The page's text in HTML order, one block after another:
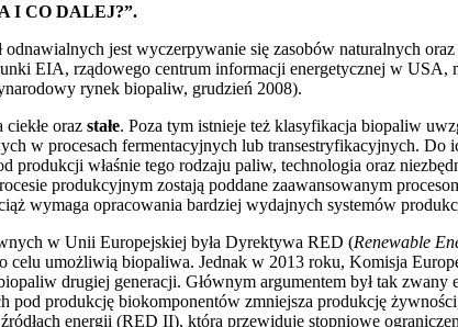
I CO DALEJ?”.
jest wyczerpywanie się zasobów naturalnych
EIA, rządowego centrum informacji energetycznej w
rynek biopaliw, grudzień 2008).
oraz stałe. Poza tym istnieje też klasyfikacja biopaliw
w procesach fermentacyjnych lub transestryfikacyjnych. Do
właśnie tego rodzaju paliw, technologia oraz
produkcyjnym zostają poddane zaawansowanym
wymaga opracowania bardziej wydajnych systemów
w Unii Europejskiej była Dyrektywa RED (Renewable
umożliwią biopaliwa. Jednak w 2013 roku, Komisja
drugiej generacji. Głównym argumentem był tak zwany
produkcję biokomponentów zmniejsza produkcję
energii (RED II), która przewiduje stopniowe